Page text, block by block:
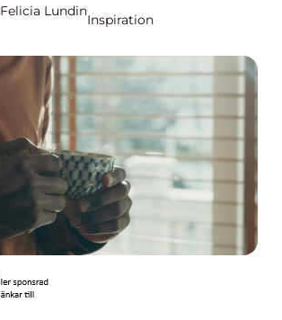
Felicia Lundin
Inspiration